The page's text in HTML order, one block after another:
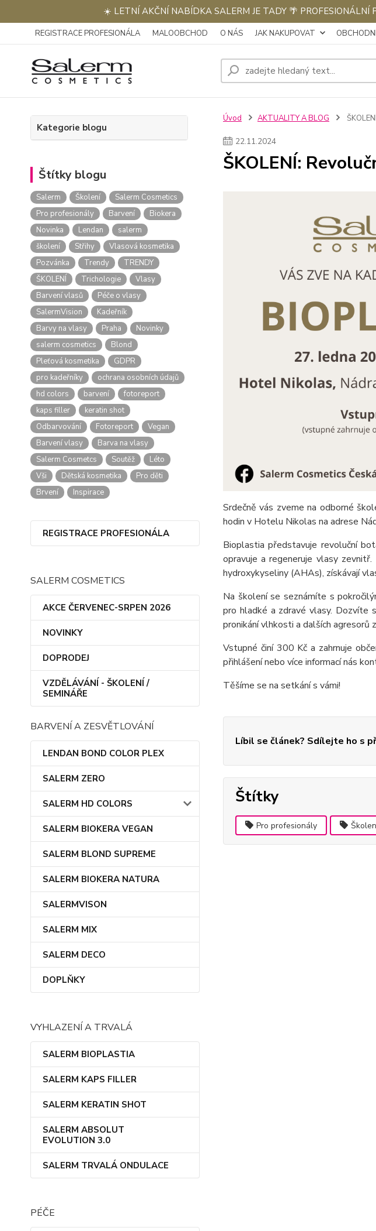
☀️ LETNÍ AKČNÍ NABÍDKA SALERM JE TADY 🌴 PROFESIONÁLNÍ
REGISTRACE PROFESIONÁLA MALOOBCHOD O NÁS JAK NAKUPOVAT
Kategorie blogu
Štítky blogu
Salerm Školení
Salerm Cosmetics
Pro profesionály
Barvení
Biokera
Novinka
Lendan
salerm
školení
Střihy
Vlasová kosmetika
Pozvánka
Trendy
TRENDY
ŠKOLENÍ
Trichologie
Vlasy
Barvení vlasů
Péče o vlasy
SalermVision
Kadeřník
Barvy na vlasy
Praha
Novinky
salerm cosmetics
Blond
Pleťová kosmetika
GDPR
pro kadeřníky
ochrana osobních údajů
hd colors
barvení
fotoreport
kaps filler
keratin shot
Odbarvování
Fotoreport
Vegan
Barvení vlasy
Barva na vlasy
Salerm Cosmetcs
Soutěž
Léto
Vši
Dětská kosmetika
Pro děti
Brvení
Inspirace
REGISTRACE PROFESIONÁLA
SALERM COSMETICS
AKCE ČERVENEC-SRPEN 2026
NOVINKY
DOPRODEJ
VZDĚLÁVÁNÍ - ŠKOLENÍ /
SEMINÁŘE
BARVENÍ A ZESVĚTLOVÁNÍ
LENDAN BOND COLOR PLEX
SALERM ZERO
SALERM HD COLORS
SALERM BIOKERA VEGAN
SALERM BLOND SUPREME
SALERM BIOKERA NATURA
SALERMVISON
SALERM MIX
SALERM DECO
DOPLŇKY
VYHLAZENÍ A TRVALÁ
SALERM BIOPLASTIA
SALERM KAPS FILLER
SALERM KERATIN SHOT
SALERM ABSOLUT
EVOLUTION 3.0
SALERM TRVALÁ ONDULACE
PÉČE
Úvod AKTUALITY A BLOG
22.11.2024
ŠKOLENÍ:
Srdečně vás zveme na odborné
hodin v Hotelu Nikolas na adrese
Bioplastia představuje revoluční
opravuje a regeneruje vlasy
hydroxykyseliny (AHAs), získávají
Na školení se seznámíte s
pro hladké a zdravé vlasy. Dozvíte
pronikání vlhkosti a dalších agresorů
Vstupné činí 300 Kč a zahrnuje
přihlášení nebo více informací nás
Těšíme se na setkání s vámi!
Líbil se článek? Sdílejte ho s
Štítky
Pro profesionály